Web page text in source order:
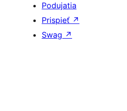
Podujatia
Prispieť ↗
Swag ↗